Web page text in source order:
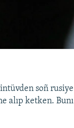
soñ rusiye
alıp ketken. Bunı